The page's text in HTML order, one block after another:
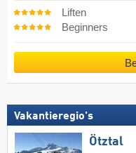
Liften
Beginners
Vakantieregio's
Ötztal